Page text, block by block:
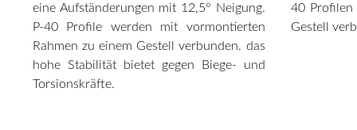
eine Aufständerungen mit 12,5° Neigung.
P-40 Profile werden mit vormontierten
Rahmen zu einem Gestell verbunden. das
hohe Stabilität bietet gegen Biege- und
Torsionskräfte.
40 Profilen
Gestell